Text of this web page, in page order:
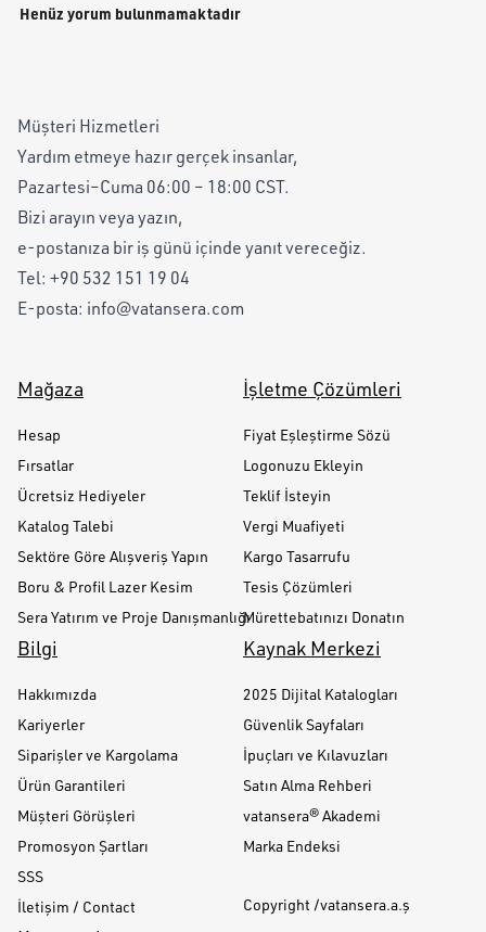
Henüz yorum bulunmamaktadır
Müşteri Hizmetleri
Yardım etmeye hazır gerçek insanlar,
Pazartesi–Cuma 06:00 – 18:00 CST.
Bizi arayın veya yazın,
e-postanıza bir iş günü içinde yanıt vereceğiz.
Tel: +90 532 151 19 04
E-posta: info@vatansera.com
Mağaza
Hesap
Fırsatlar
Ücretsiz Hediyeler
Katalog Talebi
Sektöre Göre Alışveriş Yapın
Boru & Profil Lazer Kesim
Sera Yatırım ve Proje Danışmanlığı
İşletme Çözümleri
Fiyat Eşleştirme Sözü
Logonuzu Ekleyin
Teklif İsteyin
Vergi Muafiyeti
Kargo Tasarrufu
Tesis Çözümleri
Mürettebatınızı Donatın
Bilgi
Hakkımızda
Kariyerler
Siparişler ve Kargolama
Ürün Garantileri
Müşteri Görüşleri
Promosyon Şartları
SSS
İletişim / Contact
Kaynak Merkezi
2025 Dijital Katalogları
Güvenlik Sayfaları
İpuçları ve Kılavuzları
Satın Alma Rehberi
vatansera® Akademi
Marka Endeksi
Copyright /vatansera.a.ş